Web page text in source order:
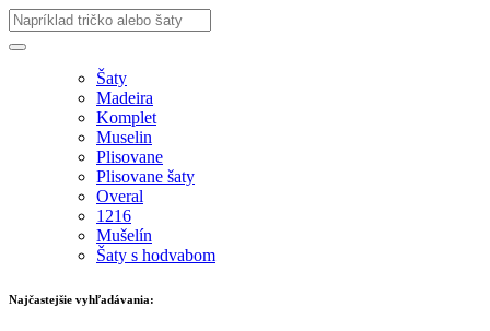
Šaty
Madeira
Komplet
Muselin
Plisovane
Plisovane šaty
Overal
1216
Mušelín
Šaty s hodvabom
Najčastejšie vyhľadávania: